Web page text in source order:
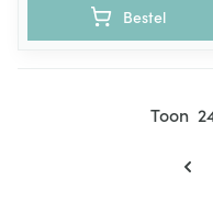
Bestel
Toon